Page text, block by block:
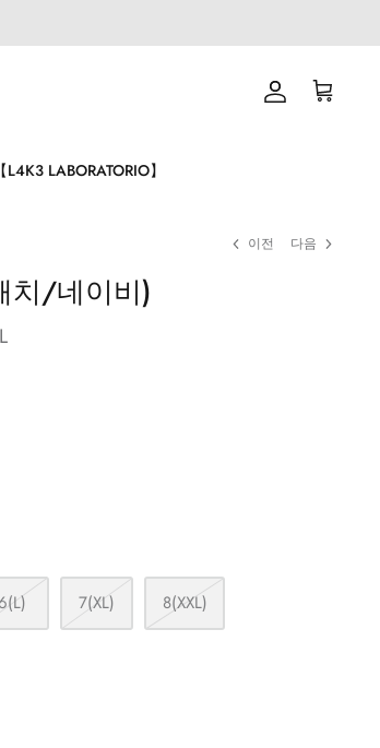
장
【L4K3 LABORATORIO】
이전 다음
치/네이비)
7(XL) 8(XXL)